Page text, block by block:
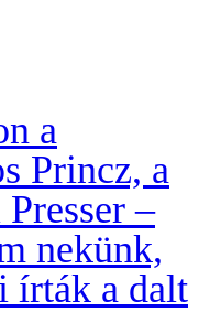
a
Princz, a
–
nekünk,
írták a dalt